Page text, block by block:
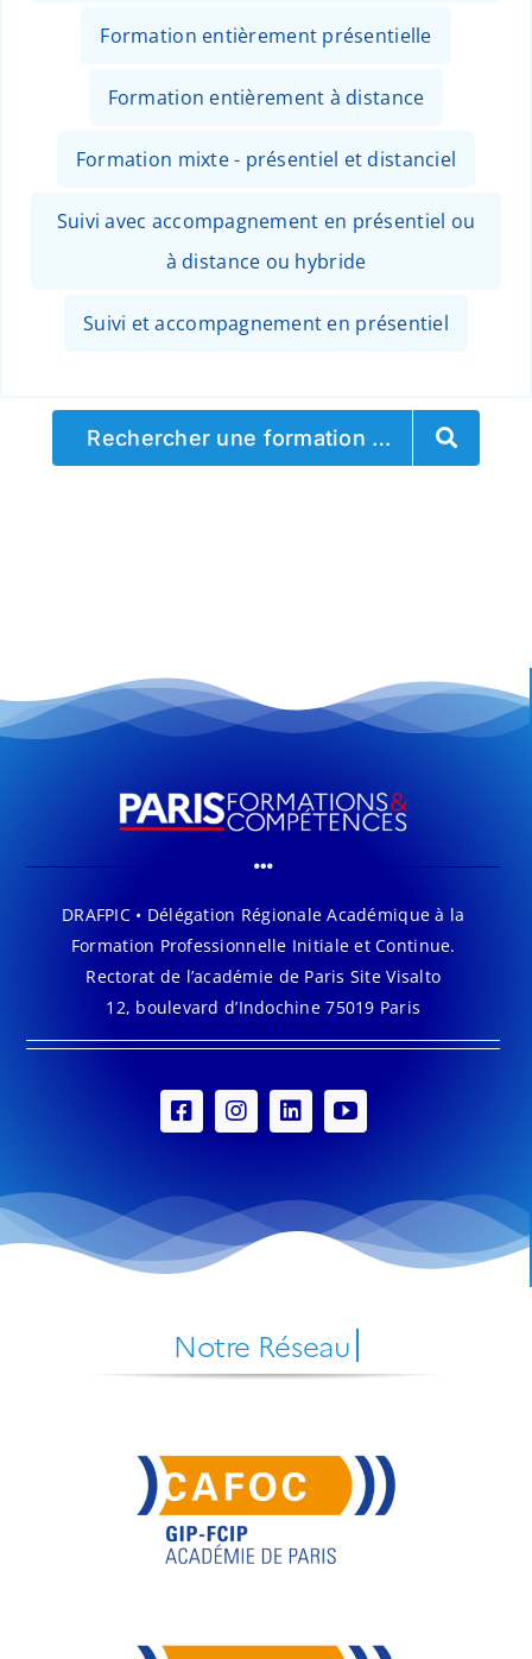
Formation entièrement présentielle
Formation entièrement à distance
Formation mixte - présentiel et distanciel
Suivi avec accompagnement en présentiel ou
à distance ou hybride
Suivi et accompagnement en présentiel
Rechercher une formation …
DRAFPIC • Délégation Régionale Académique à la
Formation Professionnelle Initiale et Continue.
Rectorat de l’académie de Paris Site Visalto
12, boulevard d’Indochine 75019 Paris